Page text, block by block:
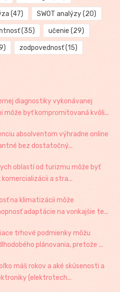
(47) SWOT analýzy(20)
(35) učenie (29)
zodpovednosť(15)
diagnostiky vykonávanej
byť kompromitovaná kvôli...
absolventom výhradne online
bez dostatočný...
oblastí od turizmu môže byť
a stra...
na klimatizácii môže
adaptácie na vonkajšie te...
trhové podmienky môžu
plánovania, pretože ...
máš rokov a aké skúsenosti a
(elektrotech...